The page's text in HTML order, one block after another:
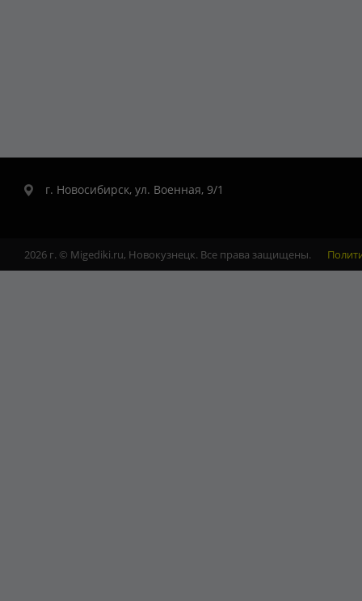
г. Новосибирск, ул. Военная, 9/1
2026 г. © Migediki.ru, Новокузнецк. Все права защищены.